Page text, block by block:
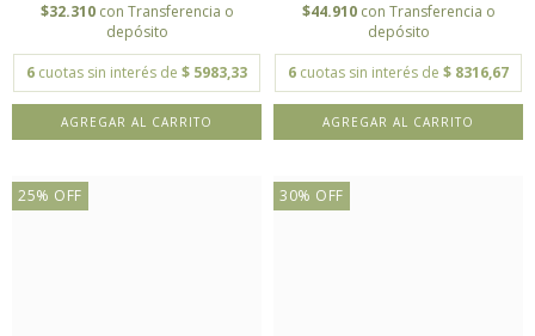
$32.310 con Transferencia o
depósito
6 cuotas sin interés de $ 5983,33
$44.910 con Transferencia o
depósito
6 cuotas sin interés de $ 8316,67
25% OFF 30% OFF